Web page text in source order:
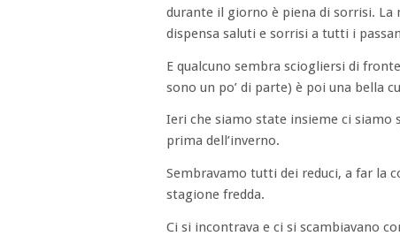
durante il giorno è piena di sorrisi. La
dispensa saluti e sorrisi a tutti i
E qualcuno sembra sciogliersi di
sono un po’ di parte) è poi una bella
Ieri che siamo state insieme ci
prima dell’inverno.
Sembravamo tutti dei reduci, a far la
stagione fredda.
Ci si incontrava e ci si scambiavano